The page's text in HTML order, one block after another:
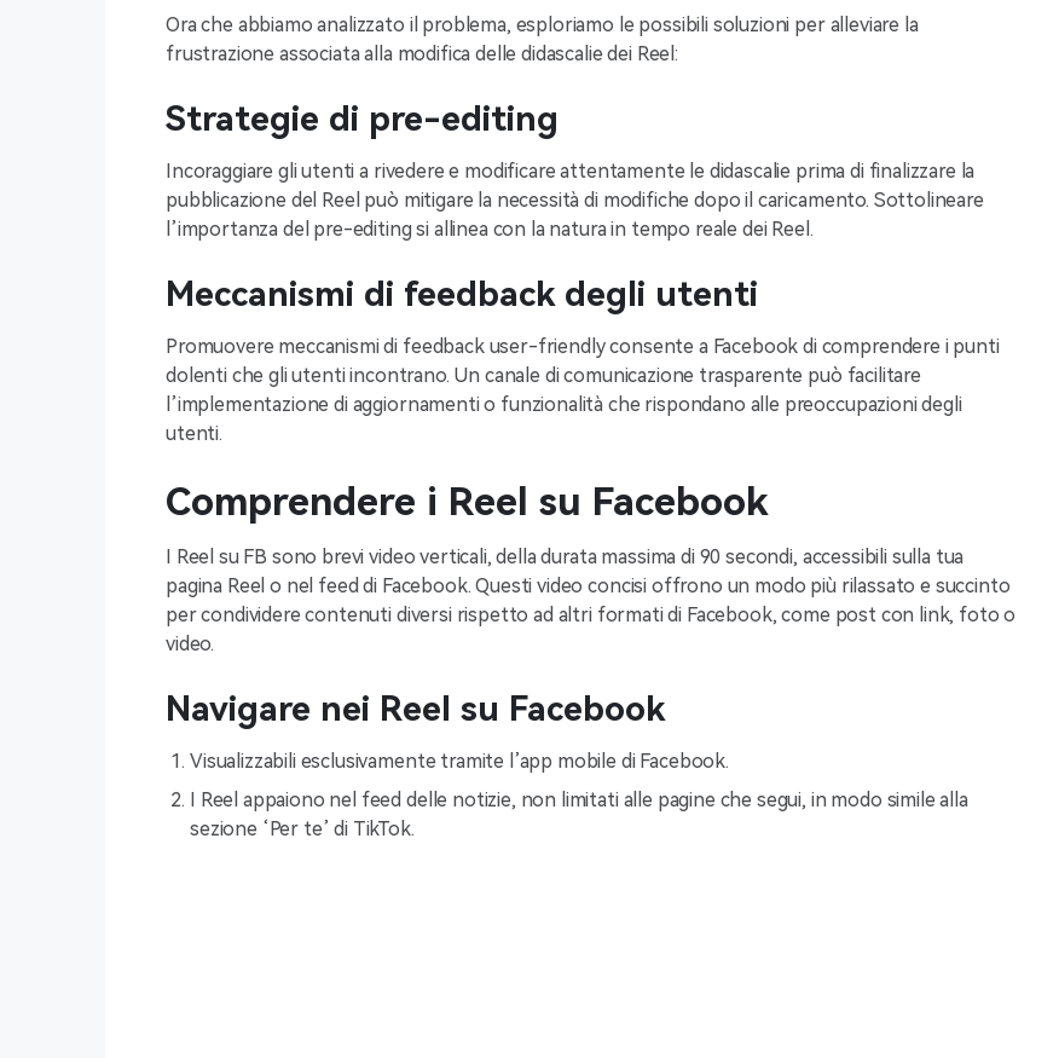
Ora che abbiamo analizzato il problema, esploriamo le possibili soluzioni per alleviare la
frustrazione associata alla modifica delle didascalie dei Reel:
Strategie di pre-editing
Incoraggiare gli utenti a rivedere e modificare attentamente le didascalie prima di finalizzare la
pubblicazione del Reel può mitigare la necessità di modifiche dopo il caricamento. Sottolineare
l’importanza del pre-editing si allinea con la natura in tempo reale dei Reel.
Meccanismi di feedback degli utenti
Promuovere meccanismi di feedback user-friendly consente a Facebook di comprendere i punti
dolenti che gli utenti incontrano. Un canale di comunicazione trasparente può facilitare
l’implementazione di aggiornamenti o funzionalità che rispondano alle preoccupazioni degli
utenti.
Comprendere i Reel su Facebook
I Reel su FB sono brevi video verticali, della durata massima di 90 secondi, accessibili sulla tua
pagina Reel o nel feed di Facebook. Questi video concisi offrono un modo più rilassato e succinto
per condividere contenuti diversi rispetto ad altri formati di Facebook, come post con link, foto o
video.
Navigare nei Reel su Facebook
Visualizzabili esclusivamente tramite l’app mobile di Facebook.
I Reel appaiono nel feed delle notizie, non limitati alle pagine che segui, in modo simile alla
sezione ‘Per te’ di TikTok.